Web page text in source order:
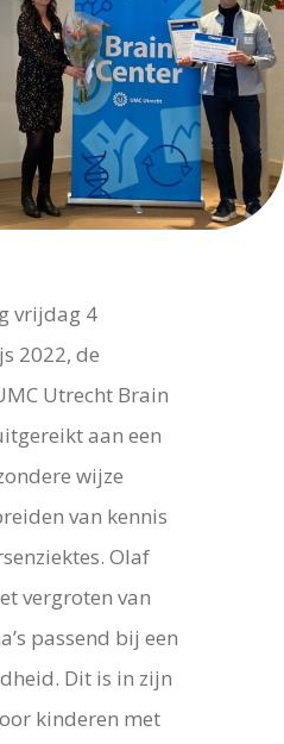
vrijdag 4
2022, de
Utrecht Brain
aan een
wijze
van kennis
Olaf
vergroten van
passend bij een
Dit is in zijn
kinderen met